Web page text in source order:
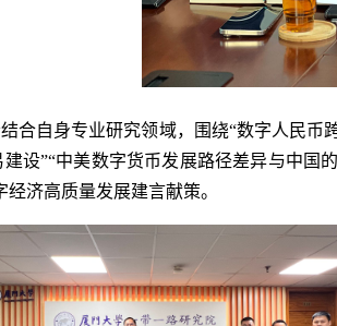
合自身专业研究领域，围绕“数字人民币
设”“中美数字货币发展路径差异与中国
济高质量发展建言献策。